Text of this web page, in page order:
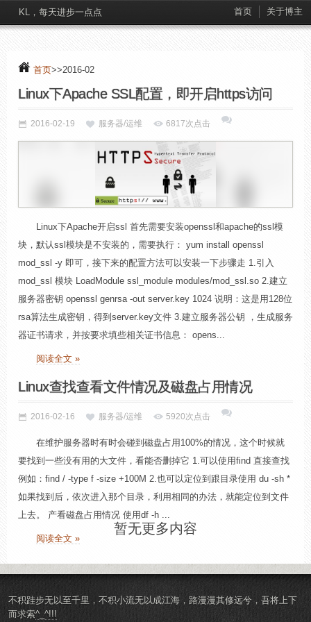
KL，每天进步一点点 首页 关于博主
首页>>2016-02
Linux下Apache SSL配置，即开启https访问
2016-02-19 服务器/运维 6817次点击
Linux下Apache开启ssl 首先需要安装openssl和apache的ssl模
块，默认ssl模块是不安装的，需要执行： yum install openssl
mod_ssl -y 即可，接下来的配置方法可以安装一下步骤走 1.引入
mod_ssl 模块 LoadModule ssl_module modules/mod_ssl.so 2.建立
服务器密钥 openssl genrsa -out server.key 1024 说明：这是用128位
rsa算法生成密钥，得到server.key文件 3.建立服务器公钥 ，生成服务
器证书请求，并按要求填些相关证书信息： opens...
阅读全文 »
Linux查找查看文件情况及磁盘占用情况
2016-02-16 服务器/运维 5920次点击
在维护服务器时有时会碰到磁盘占用100%的情况，这个时候就
要找到一些没有用的大文件，看能否删掉它 1.可以使用find 直接查找
例如：find / -type f -size +100M 2.也可以定位到跟目录使用 du -sh *
如果找到后，依次进入那个目录，利用相同的办法，就能定位到文件
上去。 产看磁盘占用情况 使用df -h ...
阅读全文 »
暂无更多内容
不积跬步无以至千里，不积小流无以成江海，路漫漫其修远兮，吾将上下
而求索^_^!!!